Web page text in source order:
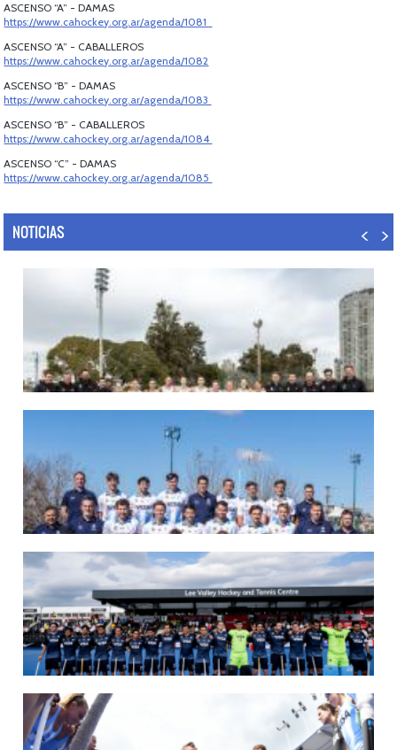
ASCENSO “A” - DAMAS
https://www.cahockey.org.ar/agenda/1081
ASCENSO “A” - CABALLEROS
https://www.cahockey.org.ar/agenda/1082
ASCENSO “B” - DAMAS
https://www.cahockey.org.ar/agenda/1083
ASCENSO “B” - CABALLEROS
https://www.cahockey.org.ar/agenda/1084
ASCENSO “C” - DAMAS
https://www.cahockey.org.ar/agenda/1085
NOTICIAS
07/08/2026
LAS LEONAS LISTAS PARA DISPUTAR EL MUNDIAL 2026
Del 15 al 30 de agosto, el seleccionado argentino femenino de hockey disputará
la Copa del Mundo en Países Bajos y Bélgica. El debut será ante Estados Unidos.
LEER MÁS
07/08/2026
LOS LEONES LISTOS PARA DISPUTAR EL MUNDIAL 2026
Del 15 al 30 de agosto, el seleccionado argentino masculino de hockey disputará
la Copa del Mundo en Países Bajos y Bélgica. El debut será ante Japón.
14/07/2026
MUNDIAL 2026: LOS LEONES CONVOCADOS POR LUCAS REY
Del 15 al 30 de agosto disputarán el Mundial en Países Bajos y Bélgica.